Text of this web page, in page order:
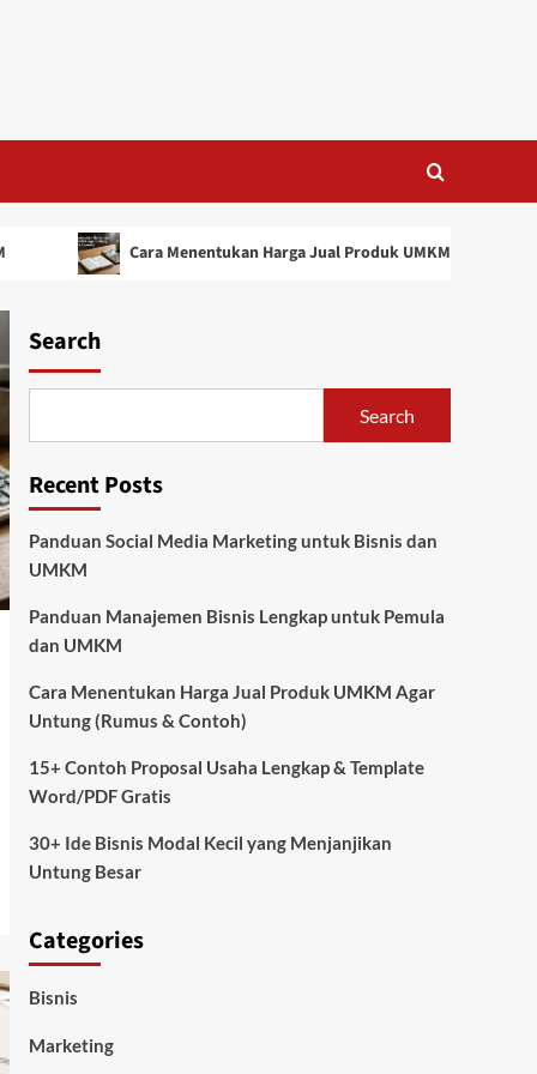
Cara Menentukan Harga Jual Produk UMKM Agar Untung
Search
Search
Recent Posts
Panduan Social Media Marketing untuk Bisnis dan
UMKM
Panduan Manajemen Bisnis Lengkap untuk Pemula
dan UMKM
Cara Menentukan Harga Jual Produk UMKM Agar
Untung (Rumus & Contoh)
15+ Contoh Proposal Usaha Lengkap & Template
Word/PDF Gratis
30+ Ide Bisnis Modal Kecil yang Menjanjikan
Untung Besar
Categories
Bisnis
Marketing